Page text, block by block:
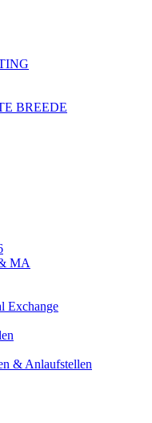
BREEDE
MA
Exchange
& Anlaufstellen